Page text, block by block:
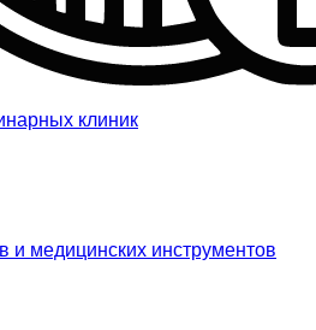
клиник
и медицинских инструментов